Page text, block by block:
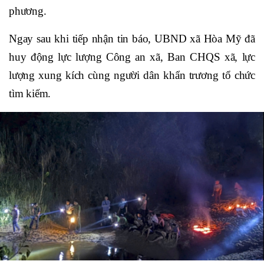
phương.
Ngay sau khi tiếp nhận tin báo, UBND xã Hòa Mỹ đã
huy động lực lượng Công an xã, Ban CHQS xã, lực
lượng xung kích cùng người dân khẩn trương tổ chức
tìm kiếm.